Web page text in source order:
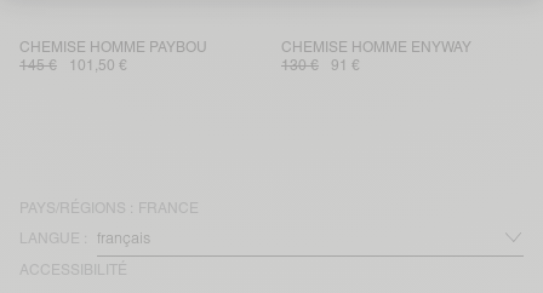
CHEMISE HOMME PAYBOU
145 €
101,50 €
CHEMISE HOMME ENYWAY
130 €
91 €
PAYS/RÉGIONS : FRANCE
LANGUE :
ACCESSIBILITÉ